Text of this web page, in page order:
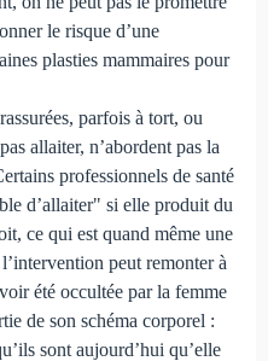
le risque d’une
plasties mammaires pour
parfois à tort, ou
allaiter, n’abordent pas la
professionnels de santé
d’allaiter" si elle produit du
ce qui est quand même une
peut remonter à
été occultée par la femme
de son schéma corporel :
sont aujourd’hui qu’elle